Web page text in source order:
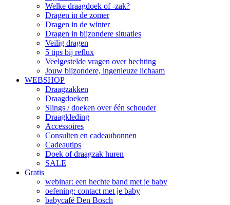
Welke draagdoek of -zak?
Dragen in de zomer
Dragen in de winter
Dragen in bijzondere situaties
Veilig dragen
5 tips bij reflux
Veelgestelde vragen over hechting
Jouw bijzondere, ingenieuze lichaam
WEBSHOP
Draagzakken
Draagdoeken
Slings / doeken over één schouder
Draagkleding
Accessoires
Consulten en cadeaubonnen
Cadeautips
Doek of draagzak huren
SALE
Gratis
webinar: een hechte band met je baby
oefening: contact met je baby
babycafé Den Bosch